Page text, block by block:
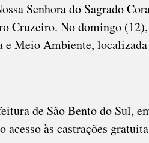
Senhora do Sagrado
Cruzeiro. No domingo (12),
Meio Ambiente, localizada
de São Bento do Sul,
às castrações